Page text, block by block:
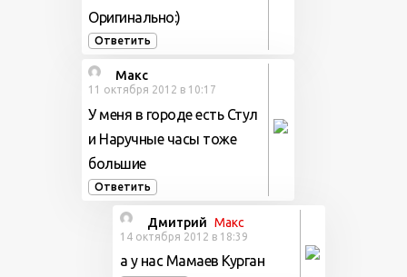
Оригинально:)
Ответить
Макс
11 октября 2012 в 10:17
У меня в городе есть Стул
и Наручные часы тоже
большие
Ответить
Дмитрий Макс
14 октября 2012 в 18:39
а у нас Мамаев Курган